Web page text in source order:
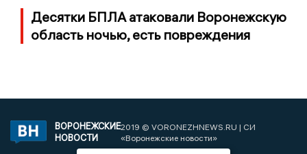
Десятки БПЛА атаковали Воронежскую
область ночью, есть повреждения
ВОРОНЕЖСКИЕ
НОВОСТИ
2019 © VORONEZHNEWS.RU | СИ
«Воронежские новости»